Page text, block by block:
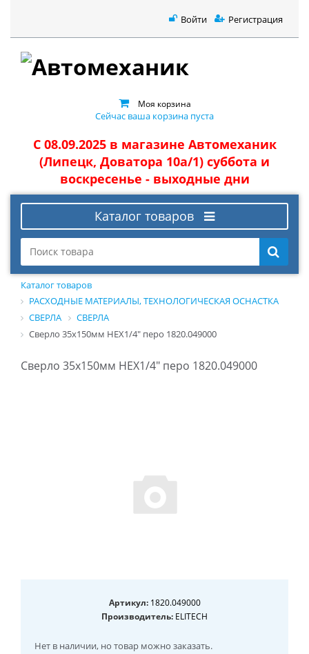
Войти Регистрация
Моя корзина
Сейчас ваша корзина пуста
С 08.09.2025 в магазине Автомеханик
(Липецк, Доватора 10а/1) суббота и
воскресенье - выходные дни
Каталог товаров
Каталог товаров
РАСХОДНЫЕ МАТЕРИАЛЫ, ТЕХНОЛОГИЧЕСКАЯ ОСНАСТКА
СВЕРЛА
СВЕРЛА
Сверло 35х150мм HEX1/4" перо 1820.049000
Сверло 35х150мм HEX1/4" перо 1820.049000
Артикул:1820.049000
Производитель: ELITECH
Нет в наличии, но товар можно заказать.